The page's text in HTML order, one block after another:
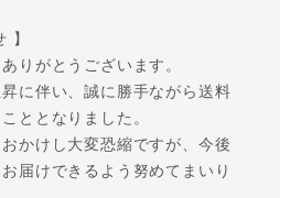
】
りがとうございます。
に伴い、誠に勝手ながら送料
ととなりました。
かけし大変恐縮ですが、今後
届けできるよう努めてまいり